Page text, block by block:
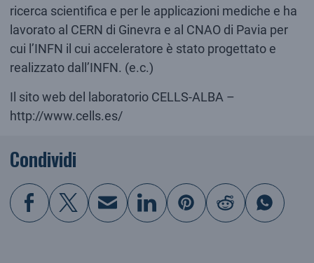
ricerca scientifica e per le applicazioni mediche e ha
lavorato al CERN di Ginevra e al CNAO di Pavia per
cui l’INFN il cui acceleratore è stato progettato e
realizzato dall’INFN. (e.c.)
Il sito web del laboratorio CELLS-ALBA –
http://www.cells.es/
Condividi